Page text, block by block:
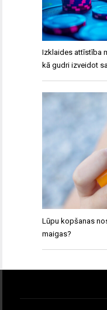
Izklaides attīstība
kā gudri izveidot
Lūpu kopšanas
maigas?